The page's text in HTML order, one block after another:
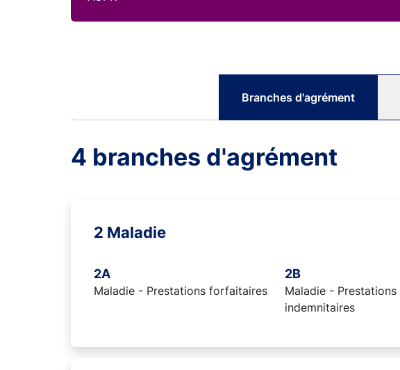
Branches d'agrément
4 branches d'agrément
2 Maladie
2A
Maladie - Prestations forfaitaires
2B
Maladie - Prestations
indemnitaires